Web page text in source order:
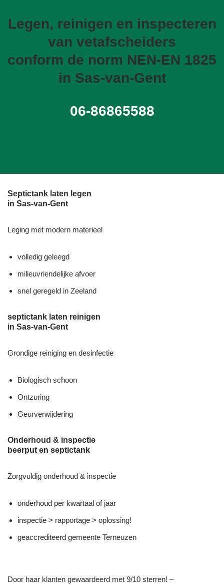
Legen, reinigen en inspecteren
van vetafscheiders
conform de norm NEN-EN 1825
in Sas-van-Gent
06-86865588
Septictank laten legen
in Sas-van-Gent
Leging met modern materieel
volledig geleegd
milieuvriendelijke afvoer
snel geregeld in Zeeland
septictank laten reinigen
in Sas-van-Gent
Grondige reiniging en desinfectie
Biologisch schoon
Ontzuring
Geurverwijdering
Onderhoud & inspectie
beerput en septictank
Zorgvuldig onderhoud & inspectie
onderhoud per kwartaal of jaar
inspectie > rapportage > oplossing!
geaccrediteerd gemeente Terneuzen
Door haar klanten gewaardeerd met 9/10 sterren! –